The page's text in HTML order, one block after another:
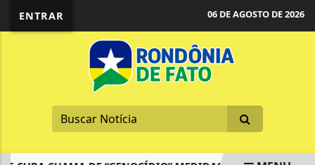
ENTRAR 06 DE AGOSTO DE 2026